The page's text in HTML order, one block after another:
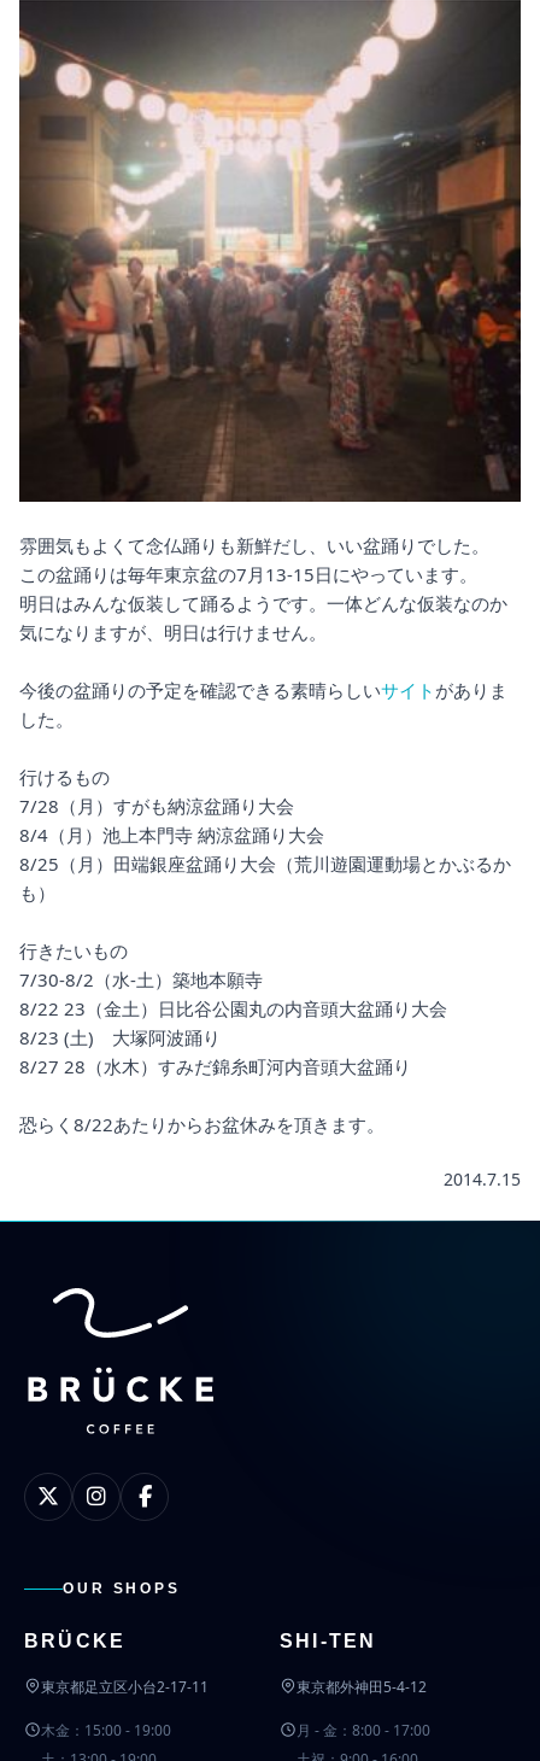
雰囲気もよくて念仏踊りも新鮮だし、いい盆踊りでした。
この盆踊りは毎年東京盆の7月13-15日にやっています。
明日はみんな仮装して踊るようです。一体どんな仮装なのか
気になりますが、明日は行けません。
今後の盆踊りの予定を確認できる素晴らしいサイト がありま
した。
行けるもの
7/28（月）すがも納涼盆踊り大会
8/4（月）池上本門寺 納涼盆踊り大会
8/25（月）田端銀座盆踊り大会（荒川遊園運動場とかぶるか
も）
行きたいもの
7/30-8/2（水-土）築地本願寺
8/22 23（金土）日比谷公園丸の内音頭大盆踊り大会
8/23 (土) 大塚阿波踊り
8/27 28（水木）すみだ錦糸町河内音頭大盆踊り
恐らく8/22あたりからお盆休みを頂きます。
2014.7.15
OUR SHOPS
BRÜCKE
東京都足立区小台2-17-11
木金：15:00 - 19:00
SHI-TEN
東京都外神田5-4-12
月 - 金：8:00 - 17:00